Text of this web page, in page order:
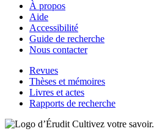
À propos
Aide
Accessibilité
Guide de recherche
Nous contacter
Revues
Thèses et mémoires
Livres et actes
Rapports de recherche
Cultivez votre savoir.